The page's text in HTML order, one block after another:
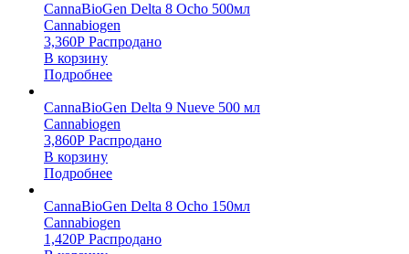
CannaBioGen Delta 8 Ocho 500мл
Cannabiogen
3,360Р Распродано
В корзину
Подробнее
CannaBioGen Delta 9 Nueve 500 мл
Cannabiogen
3,860Р Распродано
В корзину
Подробнее
CannaBioGen Delta 8 Ocho 150мл
Cannabiogen
1,420Р Распродано